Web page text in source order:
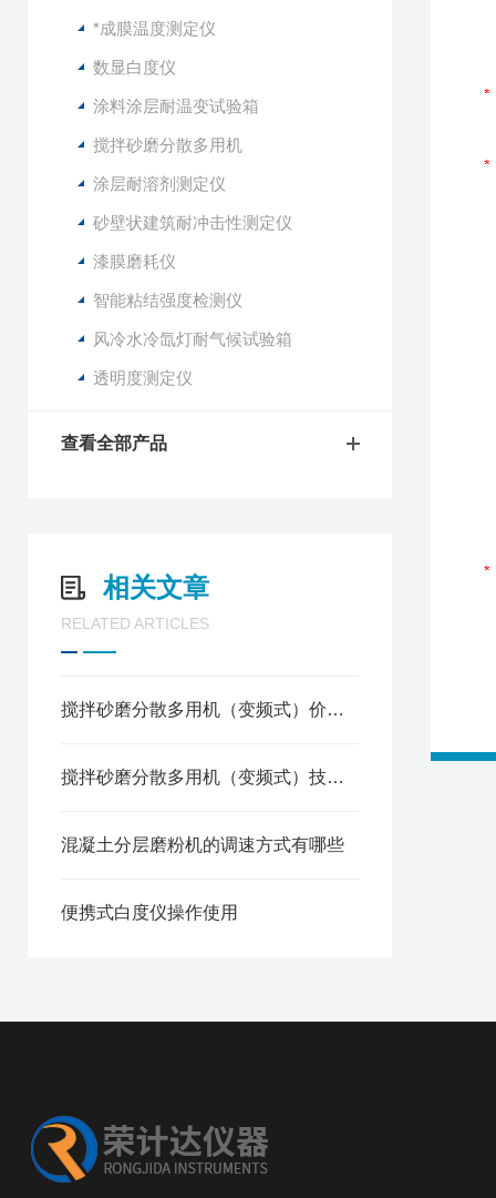
*成膜温度测定仪
数显白度仪
涂料涂层耐温变试验箱
搅拌砂磨分散多用机
涂层耐溶剂测定仪
砂壁状建筑耐冲击性测定仪
漆膜磨耗仪
智能粘结强度检测仪
风冷水冷氙灯耐气候试验箱
透明度测定仪
查看全部产品
相关文章
RELATED ARTICLES
搅拌砂磨分散多用机（变频式）价格技术参数
搅拌砂磨分散多用机（变频式）技术参数
混凝土分层磨粉机的调速方式有哪些
便携式白度仪操作使用